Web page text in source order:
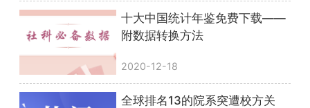
十大中国统计年鉴免费下载——
附数据转换方法
2020-12-18
全球排名13的院系突遭校方关